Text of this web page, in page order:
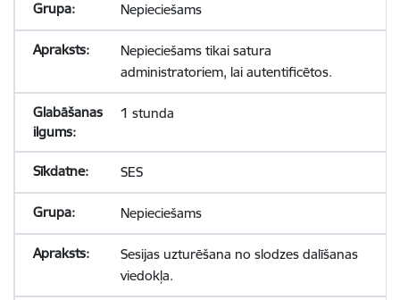
Nepieciešams
Nepieciešams tikai satura
administratoriem, lai autentificētos.
1 stunda
SES
Nepieciešams
Sesijas uzturēšana no slodzes dalīšanas
viedokļa.